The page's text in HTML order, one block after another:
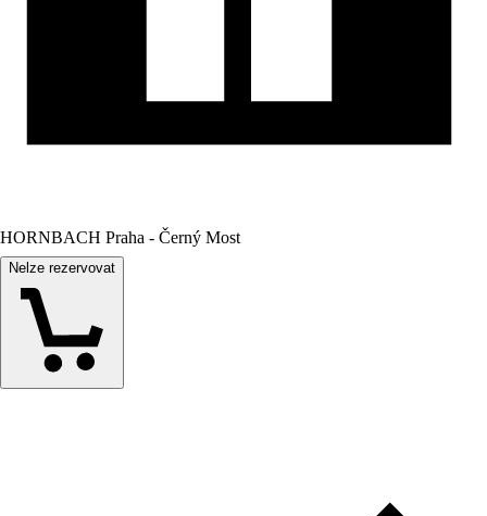
HORNBACH Praha - Černý Most
Nelze rezervovat